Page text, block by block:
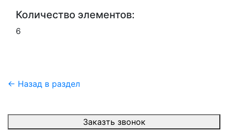
Количество элементов:
6
← Назад в раздел
Заказть звонок